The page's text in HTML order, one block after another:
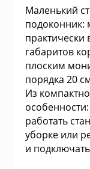
для
Маленький
подоконник:
практически
габаритов
плоским
порядка 20
Из
работать
уборке или
и